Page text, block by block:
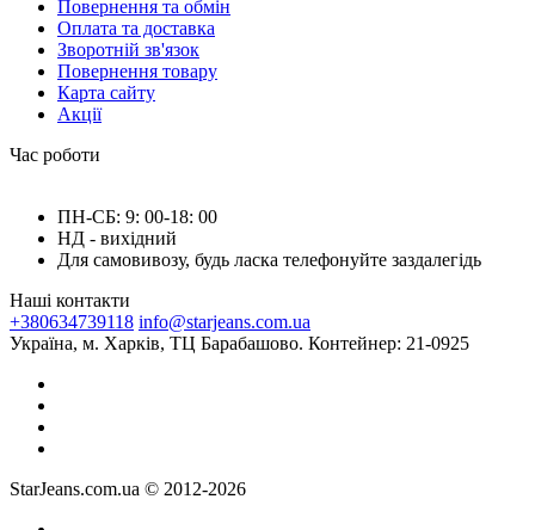
Повернення та обмін
Оплата та доставка
Зворотній зв'язок
Повернення товару
Карта сайту
Акції
Час роботи
ПН-СБ: 9: 00-18: 00
НД - вихідний
Для самовивозу, будь ласка телефонуйте заздалегідь
Наші контакти
+380634739118 info@starjeans.com.ua
Україна, м. Харків, ТЦ Барабашово. Контейнер: 21-0925
StarJeans.com.ua © 2012-2026